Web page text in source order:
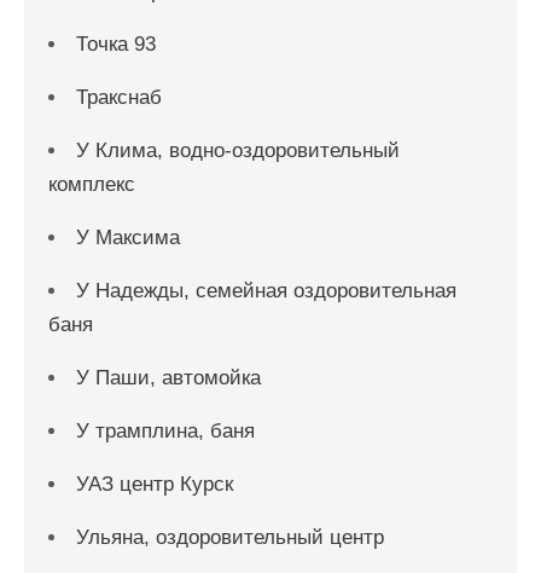
Точка 93
Тракснаб
У Клима, водно-оздоровительный
комплекс
У Максима
У Надежды, семейная оздоровительная
баня
У Паши, автомойка
У трамплина, баня
УАЗ центр Курск
Ульяна, оздоровительный центр